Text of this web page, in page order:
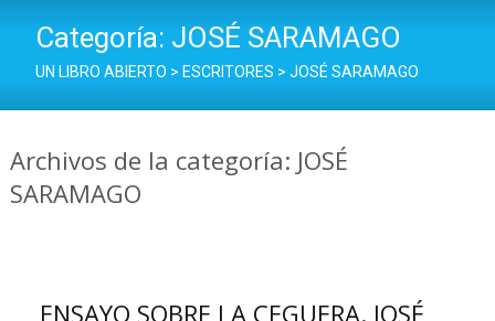
Categoría: JOSÉ SARAMAGO
UN LIBRO ABIERTO > ESCRITORES > JOSÉ SARAMAGO
Archivos de la categoría: JOSÉ
SARAMAGO
ENSAYO SOBRE LA CEGUERA. JOSÉ